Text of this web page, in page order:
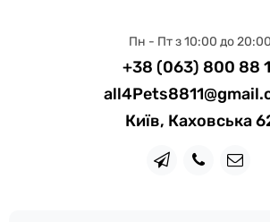
Пн - Пт з 10:00 до 20:00
+38 (063) 800 88
Київ, Каховська